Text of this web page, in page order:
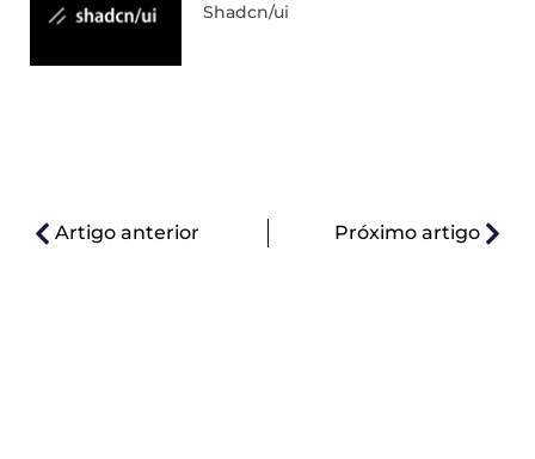
Shadcn/ui
Artigo anterior Próximo artigo